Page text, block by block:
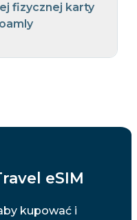
fizycznej karty
eSIM
kupować i